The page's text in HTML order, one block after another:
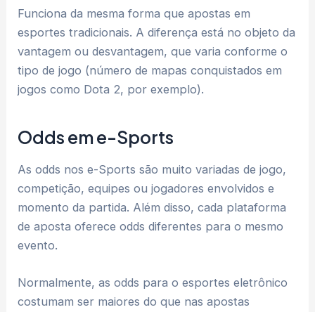
Funciona da mesma forma que apostas em
esportes tradicionais. A diferença está no objeto da
vantagem ou desvantagem, que varia conforme o
tipo de jogo (número de mapas conquistados em
jogos como Dota 2, por exemplo).
Odds em e-Sports
As odds nos e-Sports são muito variadas de jogo,
competição, equipes ou jogadores envolvidos e
momento da partida. Além disso, cada plataforma
de aposta oferece odds diferentes para o mesmo
evento.
Normalmente, as odds para o esportes eletrônico
costumam ser maiores do que nas apostas